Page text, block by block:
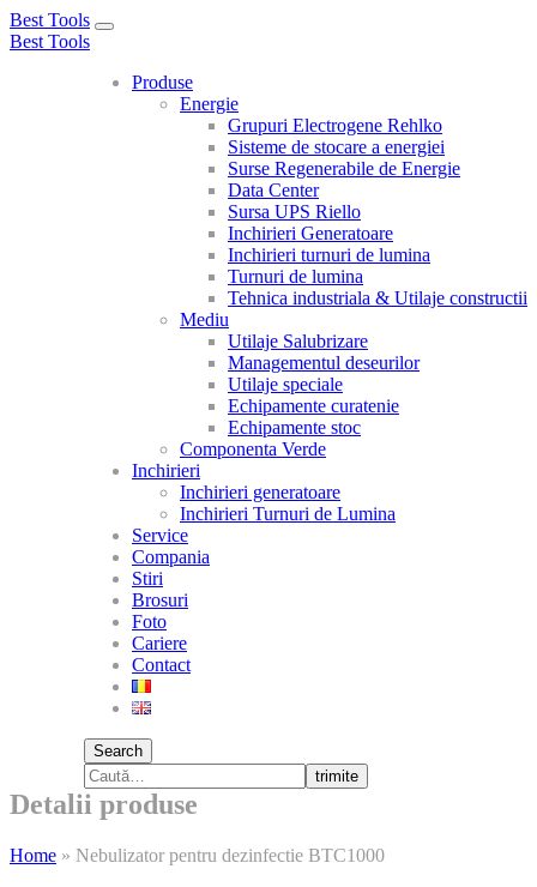
Best Tools
Toggle
Best Tools
Produse
Energie
Grupuri Electrogene Rehlko
Sisteme de stocare a energiei
Surse Regenerabile de Energie
Data Center
Sursa UPS Riello
Inchirieri Generatoare
Inchirieri turnuri de lumina
Turnuri de lumina
Tehnica industriala & Utilaje constructii
Mediu
Utilaje Salubrizare
Managementul deseurilor
Utilaje speciale
Echipamente curatenie
Echipamente stoc
Componenta Verde
Inchirieri
Inchirieri generatoare
Inchirieri Turnuri de Lumina
Service
Compania
Stiri
Brosuri
Foto
Cariere
Contact
Search
trimite
Detalii produse
Home » Nebulizator pentru dezinfectie BTC1000